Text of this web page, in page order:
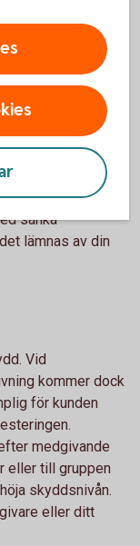
till skillnad från
kunder -
passande mot
efter bankens
kunder
kunder kan
flyttas till
sänka
lämnas av din
Vid
kommer dock
för kunden
medgivande
eller till gruppen
skyddsnivån.
eller ditt